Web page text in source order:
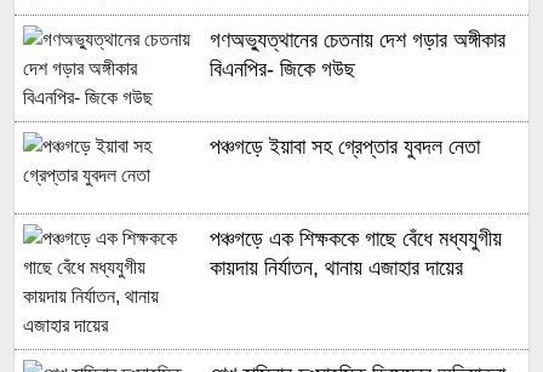
গণঅভ্যুত্থানের চেতনায় দেশ গড়ার অঙ্গীকার
বিএনপির- জিকে গউছ
পঞ্চগড়ে ইয়াবা সহ গ্রেপ্তার যুবদল নেতা
পঞ্চগড়ে এক শিক্ষককে গাছে বেঁধে মধ্যযুগীয়
কায়দায় নির্যাতন, থানায় এজাহার দায়ের